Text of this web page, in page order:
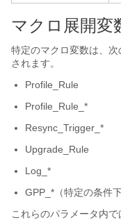
マクロ展開変
特定のマクロ変数は、
されます。
Profile_Rule
Profile_Rule_*
Resync_Trigger_*
Upgrade_Rule
Log_*
GPP_*（特定の条件下
これらのパラメータ内